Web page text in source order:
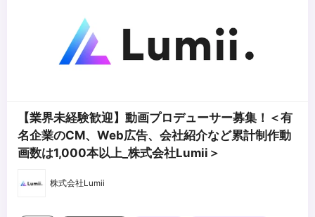
【業界未経験歓迎】動画プロデューサー募集！＜有
名企業のCM、Web広告、会社紹介など累計制作動
画数は1,000本以上_株式会社Lumii＞
株式会社Lumii